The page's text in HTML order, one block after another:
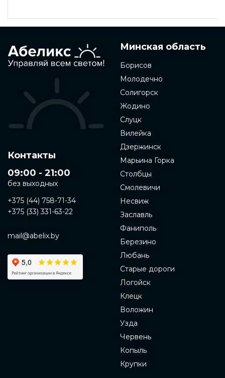
Контакты
09:00 - 21:00
без выходных
+375 (44) 758-71-34
+375 (33) 331-63-22
mail@abelix.by
Минская область
Борисов
Молодечно
Солигорск
Жодино
Слуцк
Вилейка
Дзержинск
Марьина Горка
Столбцы
Смолевичи
Несвиж
Заславль
Фаниполь
Березино
Любань
Старые дороги
Логойск
Клецк
Воложин
Узда
Червень
Копыль
Крупки